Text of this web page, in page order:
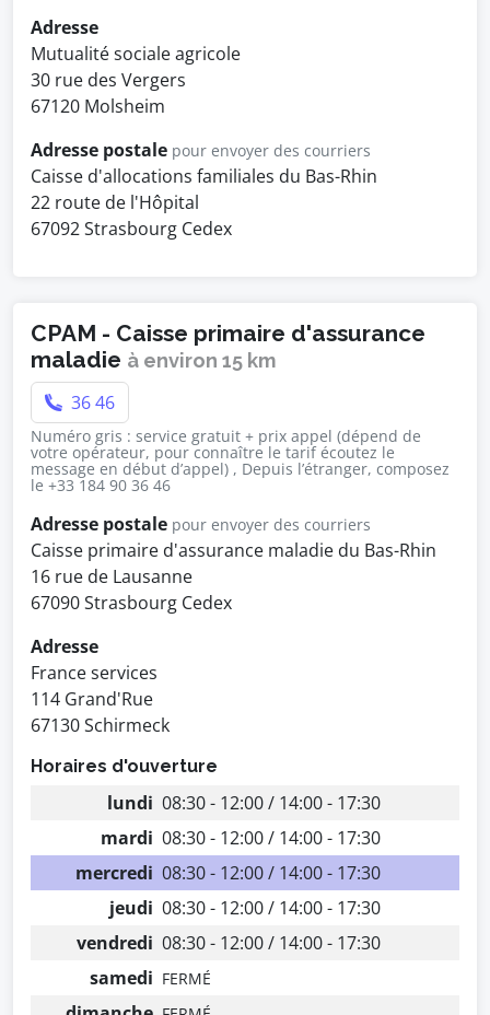
Adresse
Mutualité sociale agricole
30 rue des Vergers
67120 Molsheim
Adresse postale pour envoyer des courriers
Caisse d'allocations familiales du Bas-Rhin
22 route de l'Hôpital
67092 Strasbourg Cedex
CPAM - Caisse primaire d'assurance
maladie à environ 15 km
36 46
Numéro gris : service gratuit + prix appel (dépend de
votre opérateur, pour connaître le tarif écoutez le
message en début d’appel) , Depuis l’étranger, composez
le +33 184 90 36 46
Adresse postale pour envoyer des courriers
Caisse primaire d'assurance maladie du Bas-Rhin
16 rue de Lausanne
67090 Strasbourg Cedex
Adresse
France services
114 Grand'Rue
67130 Schirmeck
Horaires d'ouverture
lundi 08:30 - 12:00 / 14:00 - 17:30
mardi 08:30 - 12:00 / 14:00 - 17:30
mercredi 08:30 - 12:00 / 14:00 - 17:30
jeudi 08:30 - 12:00 / 14:00 - 17:30
vendredi 08:30 - 12:00 / 14:00 - 17:30
samedi FERMÉ